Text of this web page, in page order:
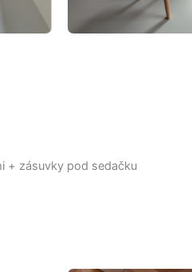
+ zásuvky pod sedačku